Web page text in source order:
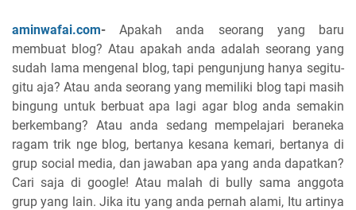
aminwafai.com-Apakah anda seorang yang baru
membuat blog? Atau apakah anda adalah seorang yang
sudah lama mengenal blog, tapi pengunjung hanya segitu-
gitu aja? Atau anda seorang yang memiliki blog tapi masih
bingung untuk berbuat apa lagi agar blog anda semakin
berkembang? Atau anda sedang mempelajari beraneka
ragam trik nge blog, bertanya kesana kemari, bertanya di
grup social media, dan jawaban apa yang anda dapatkan?
Cari saja di google! Atau malah di bully sama anggota
grup yang lain. Jika itu yang anda pernah alami, Itu artinya